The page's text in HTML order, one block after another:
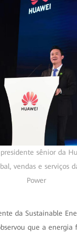
sênior da
vendas e serviços
Power
da Sustainable
que a energia